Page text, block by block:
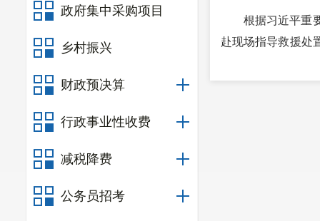
政府集中采购项目
乡村振兴
财政预决算
行政事业性收费
减税降费
公务员招考
根据习近平重
赴现场指导救援处